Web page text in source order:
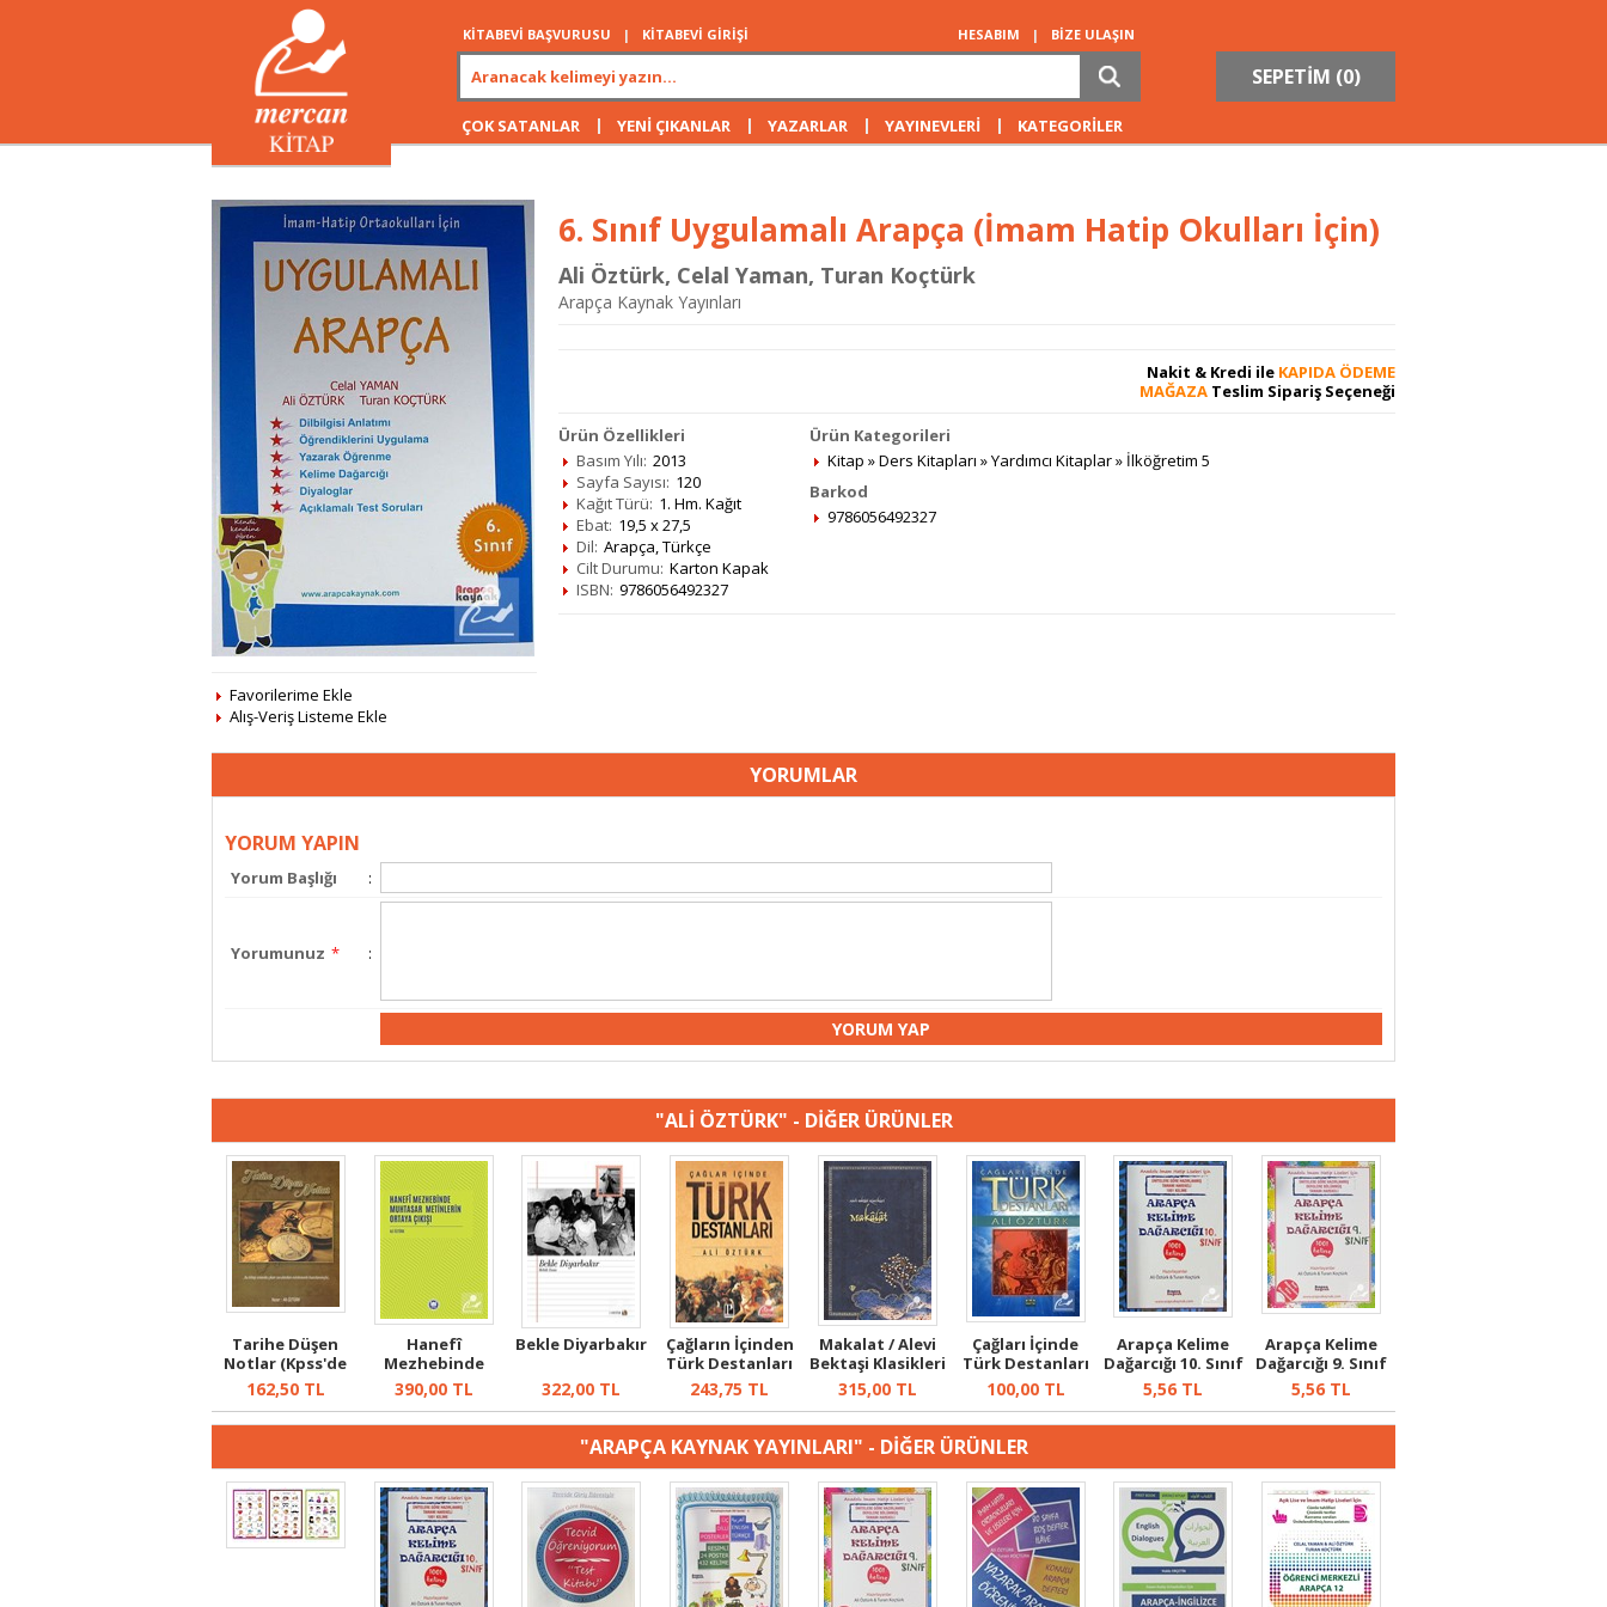
KİTABEVİ BAŞVURUSU | KİTABEVİ GİRİŞİ HESABIM | BİZE ULAŞIN
SEPETİM (0)
ÇOK SATANLAR | YENİ ÇIKANLAR | YAZARLAR | YAYINEVLERİ | KATEGORİLER
Favorilerime Ekle
Alış-Veriş Listeme Ekle
6. Sınıf Uygulamalı Arapça (İmam Hatip Okulları İçin)
Ali Öztürk, Celal Yaman, Turan Koçtürk
Arapça Kaynak Yayınları
Nakit & Kredi ile KAPIDA ÖDEME
MAĞAZA Teslim Sipariş Seçeneği
Ürün Özellikleri
Basım Yılı: 2013
Sayfa Sayısı: 120
Kağıt Türü: 1. Hm. Kağıt
Ebat: 19,5 x 27,5
Dil: Arapça, Türkçe
Cilt Durumu: Karton Kapak
ISBN: 9786056492327
Ürün Kategorileri
Kitap »Ders Kitapları »Yardımcı Kitaplar» İlköğretim 5
Barkod
9786056492327
YORUMLAR
YORUM YAPIN
Yorum Başlığı :
Yorumunuz * :
"ALİ ÖZTÜRK" - DİĞER ÜRÜNLER
Tarihe Düşen
Notlar (Kpss'de
Çıkan Sorul...
162,50TL
Hanefî
Mezhebinde
Muhtasar
Metinlerin Or...
390,00TL
Bekle Diyarbakır
322,00 TL
Çağların İçinden
Türk Destanları
243,75 TL
Makalat / Alevi
Bektaşi Klasikleri
2
315,00TL
Çağları İçinde
Türk Destanları
100,00TL
Arapça Kelime
Dağarcığı 10. Sınıf
5,56 TL
Arapça Kelime
Dağarcığı 9. Sınıf
5,56 TL
"ARAPÇA KAYNAK YAYINLARI" - DİĞER ÜRÜNLER